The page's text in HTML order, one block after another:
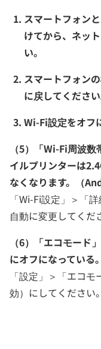
スマートフォン
けてから、ネッ
い。
スマートフォン
に戻してください
Wi-Fi設定をオフ
（5）「Wi-Fi周波
イルプリンターは
なくなります。（
「Wi-Fi設定」＞「
自動に変更してくだ
（6）「エコモード
にオフになっている
「設定」＞「エコ
効）にしてください。